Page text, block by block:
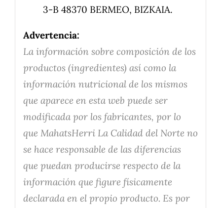
3-B 48370 BERMEO, BIZKAIA.
Advertencia:
La información sobre composición de los
productos (ingredientes) así como la
información nutricional de los mismos
que aparece en esta web puede ser
modificada por los fabricantes, por lo
que MahatsHerri La Calidad del Norte no
se hace responsable de las diferencias
que puedan producirse respecto de la
información que figure físicamente
declarada en el propio producto. Es por